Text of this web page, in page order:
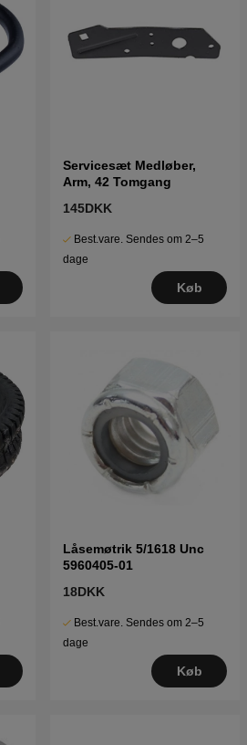
Servicesæt Medløber,
Arm, 42 Tomgang
145DKK
Best.vare. Sendes om 2–5
dage
Køb
Låsemøtrik 5/1618 Unc
5960405-01
18DKK
Best.vare. Sendes om 2–5
dage
Køb